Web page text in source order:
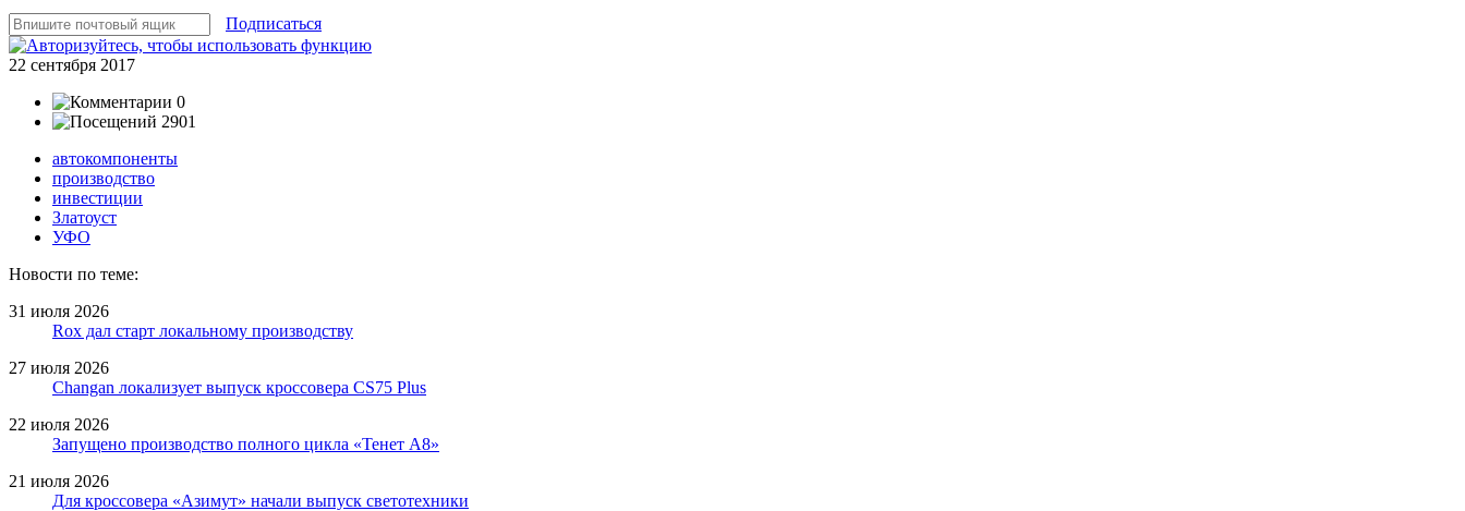
Подписаться
22 сентября 2017
0
2901
автокомпоненты
производство
инвестиции
Златоуст
УФО
Новости по теме:
31 июля 2026
Rox дал старт локальному производству
27 июля 2026
Changan локализует выпуск кроссовера CS75 Plus
22 июля 2026
Запущено производство полного цикла «Тенет A8»
21 июля 2026
Для кроссовера «Азимут» начали выпуск светотехники